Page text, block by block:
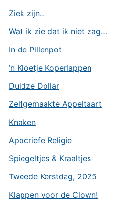
Ziek zijn…
Wat ik zie dat ik niet zag…
In de Pillenpot
’n Kloetje Koperlappen
Duidze Dollar
Zelfgemaakte Appeltaart
Knaken
Apocriefe Religie
Spiegeltjes & Kraaltjes
Tweede Kerstdag, 2025
Klappen voor de Clown!